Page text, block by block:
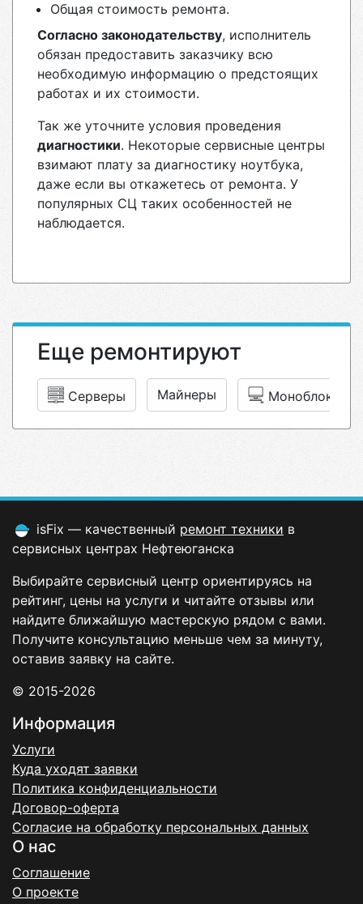
Общая стоимость ремонта.
Согласно законодательству, исполнитель
обязан предоставить заказчику всю
необходимую информацию о предстоящих
работах и их стоимости.
Так же уточните условия проведения
диагностики. Некоторые сервисные центры
взимают плату за диагностику ноутбука,
даже если вы откажетесь от ремонта. У
популярных СЦ таких особенностей не
наблюдается.
Еще ремонтируют
Серверы Майнеры Моноблоки
isFix — качественный ремонт техники в
сервисных центрах Нефтеюганска
Выбирайте сервисный центр ориентируясь на
рейтинг, цены на услуги и читайте отзывы или
найдите ближайшую мастерскую рядом с вами.
Получите консультацию меньше чем за минуту,
оставив заявку на сайте.
© 2015-2026
Информация
Услуги
Куда уходят заявки
Политика конфиденциальности
Договор-оферта
Согласие на обработку персональных данных
О нас
Соглашение
О проекте